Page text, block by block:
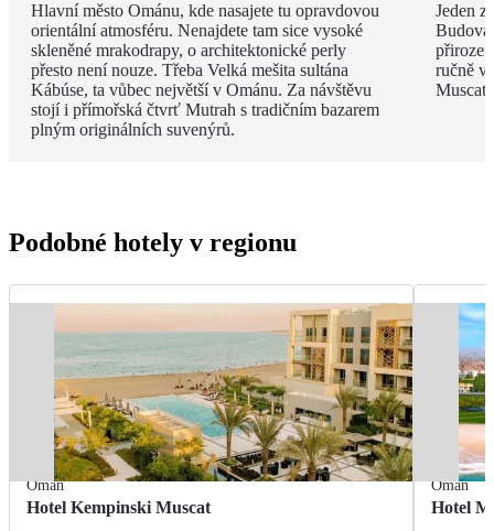
Hlavní město Ománu, kde nasajete tu opravdovou
orientální atmosféru. Nenajdete tam sice vysoké
skleněné mrakodrapy, o architektonické perly
přesto není nouze. Třeba Velká mešita sultána
Kábúse, ta vůbec největší v Ománu. Za návštěvu
stojí i přímořská čtvrť Mutrah s tradičním bazarem
plným originálních suvenýrů.
Jeden z
Budova
ručně
Podobné hotely v regionu
Omán
Hotel Kempinski Muscat
Omán
Hotel